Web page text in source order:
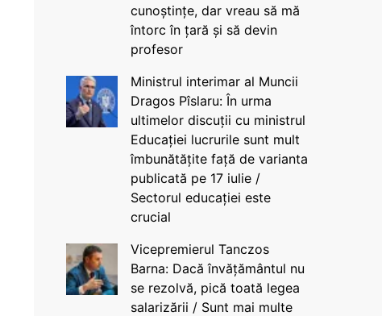
cunoștințe, dar vreau să mă
întorc în țară și să devin
profesor
Ministrul interimar al Muncii
Dragos Pîslaru: În urma
ultimelor discuții cu ministrul
Educației lucrurile sunt mult
îmbunătățite față de varianta
publicată pe 17 iulie /
Sectorul educației este
crucial
Vicepremierul Tanczos
Barna: Dacă învățământul nu
se rezolvă, pică toată legea
salarizării / Sunt mai multe